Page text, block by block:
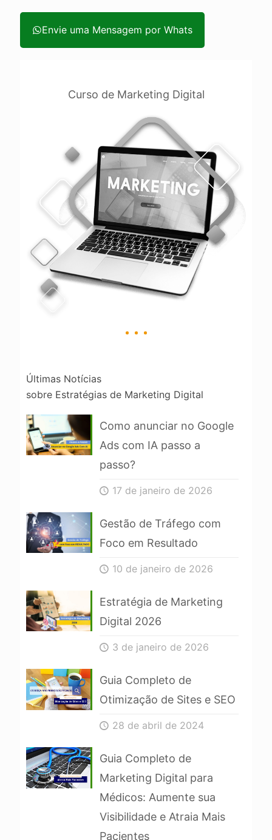
Envie uma Mensagem por Whats
Curso de Marketing Digital
Últimas Notícias
sobre Estratégias de Marketing Digital
Como anunciar no Google
Ads com IA passo a
passo?
17 de janeiro de 2026
Gestão de Tráfego com
Foco em Resultado
10 de janeiro de 2026
Estratégia de Marketing
Digital 2026
3 de janeiro de 2026
Guia Completo de
Otimização de Sites e SEO
28 de abril de 2024
Guia Completo de
Marketing Digital para
Médicos: Aumente sua
Visibilidade e Atraia Mais
Pacientes